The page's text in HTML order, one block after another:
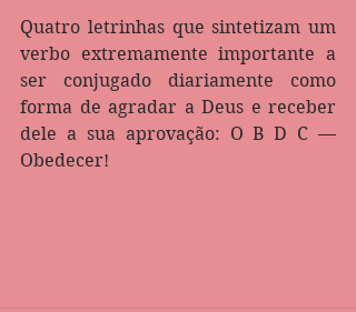
Quatro letrinhas que sintetizam um
verbo extremamente importante a
ser conjugado diariamente como
forma de agradar a Deus e receber
dele a sua aprovação: O B D C —
Obedecer!